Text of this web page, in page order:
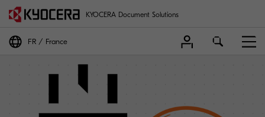
KYOCERA Document Solutions
FR France